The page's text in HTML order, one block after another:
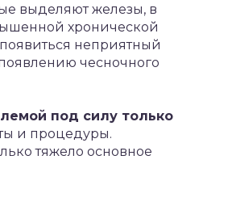
выделяют железы, в
хронической
неприятный
чесночного
под силу только
и процедуры.
тяжело основное